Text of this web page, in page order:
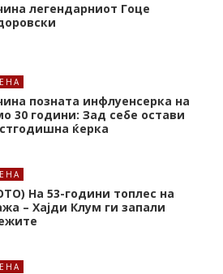
легендарниот Гоце
позната инфлуенсерка на
30 години: Зад себе остави
ќерка
На 53-години топлес на
– Хајди Клум ги запали